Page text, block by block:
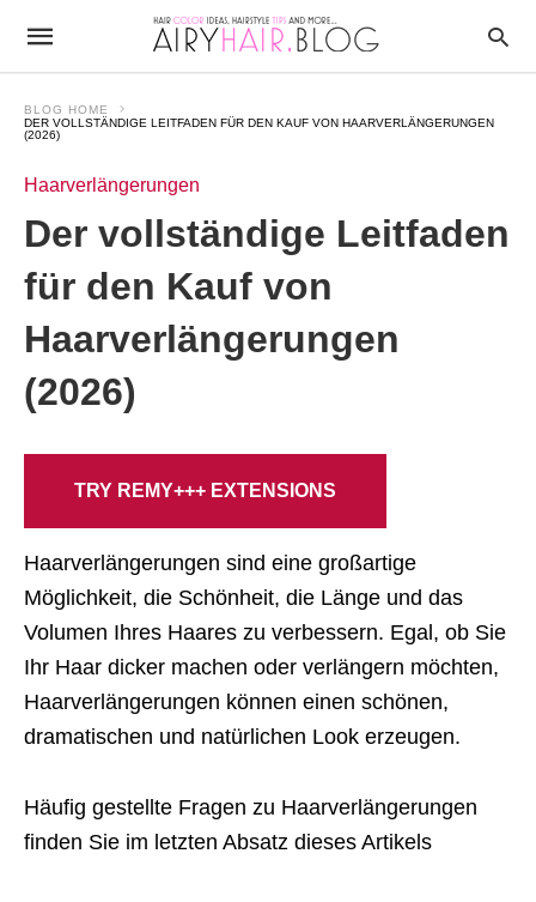
BLOG HOME
DER VOLLSTÄNDIGE LEITFADEN FÜR DEN KAUF VON HAARVERLÄNGERUNGEN
(2026)
Haarverlängerungen
Der vollständige Leitfaden
für den Kauf von
Haarverlängerungen
(2026)
TRY REMY+++ EXTENSIONS
Haarverlängerungen sind eine großartige
Möglichkeit, die Schönheit, die Länge und das
Volumen Ihres Haares zu verbessern. Egal, ob Sie
Ihr Haar dicker machen oder verlängern möchten,
Haarverlängerungen können einen schönen,
dramatischen und natürlichen Look erzeugen.
Häufig gestellte Fragen zu Haarverlängerungen
finden Sie im letzten Absatz dieses Artikels